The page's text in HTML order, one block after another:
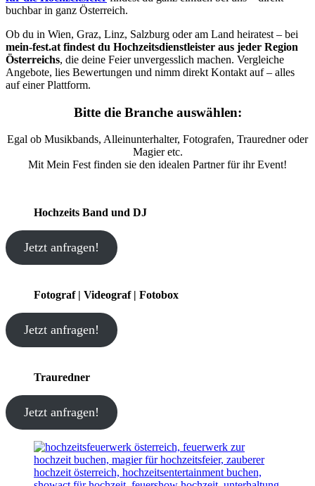
buchbar in ganz Österreich.
Ob du in Wien, Graz, Linz, Salzburg oder am Land heiratest – bei
mein-fest.at findest du Hochzeitsdienstleister aus jeder Region
Österreichs, die deine Feier unvergesslich machen. Vergleiche
Angebote, lies Bewertungen und nimm direkt Kontakt auf – alles
auf einer Plattform.
Bitte die Branche auswählen:
Egal ob Musikbands, Alleinunterhalter, Fotografen, Trauredner oder
Magier etc.
Mit Mein Fest finden sie den idealen Partner für ihr Event!
Hochzeits Band und DJ
Jetzt anfragen!
Fotograf | Videograf | Fotobox
Jetzt anfragen!
Trauredner
Jetzt anfragen!